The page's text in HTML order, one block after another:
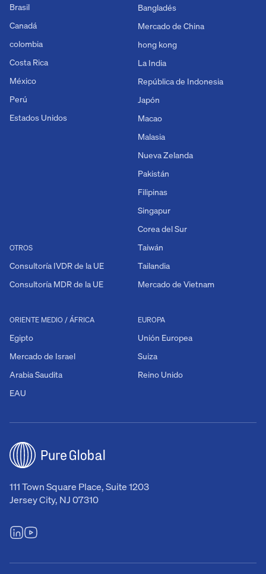
111 Town Square Place, Suite 1203
Jersey City, NJ 07310
Brasil
Canadá
colombia
Costa Rica
México
Perú
Estados Unidos
OTROS
Consultoría IVDR de la UE
Consultoría MDR de la UE
EUROPA
Unión Europea
Suiza
Reino Unido
ORIENTE MEDIO / ÁFRICA
Egipto
Mercado de Israel
Arabia Saudita
EAU
Bangladés
Mercado de China
hong kong
La India
República de Indonesia
Japón
Macao
Malasia
Nueva Zelanda
Pakistán
Filipinas
Singapur
Corea del Sur
Taiwán
Tailandia
Mercado de Vietnam